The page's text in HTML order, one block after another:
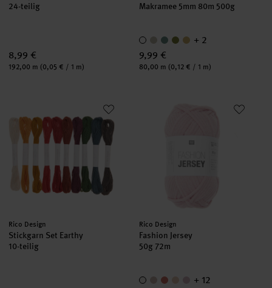
24-teilig
8,99 €
Inhalt:
192,00 m (0,05 € / 1 m)
Makramee 5mm 80m 500g
+ 2
9,99 €
Inhalt:
80,00 m (0,12 € / 1 m)
Hersteller:
Rico Design
Stickgarn Set Earthy
10-teilig
Hersteller:
Rico Design
Fashion Jersey
50g 72m
+ 12